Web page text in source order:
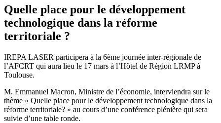
Quelle place pour le développement
technologique dans la réforme
territoriale ?
IREPA LASER participera à la 6ème journée inter-régionale de
l’AFCRT qui aura lieu le 17 mars à l’Hôtel de Région LRMP à
Toulouse.
M. Emmanuel Macron, Ministre de l’économie, interviendra sur le
thème « Quelle place pour le développement technologique dans la
réforme territoriale? » au cours d’une conférence plénière qui sera
suivie d’une table ronde.